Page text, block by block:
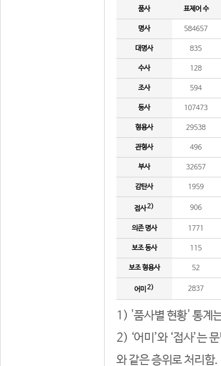
품사 표제어 수
명사 584657
대명사 835
수사 128
조사 594
동사 107473
형용사 29538
관형사 496
부사 32657
감탄사 1959
접사2) 906
의존 명사 1771
보조 동사 115
보조 형용사 52
어미 2) 2837
1) '품사별 현황' 통계
2) ‘어미’와 ‘접사’는
와 같은 층위로 처리함.